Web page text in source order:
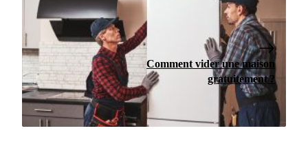
Comment vider une maison
gratuitement ?